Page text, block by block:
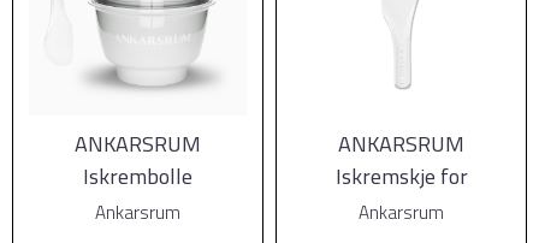
ANKARSRUM
Iskrembolle
Ankarsrum
ANKARSRUM
Iskremskje for
iskrembolle
Ankarsrum